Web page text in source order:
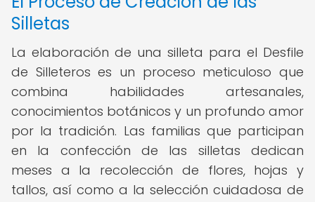
Silletas
La elaboración de una silleta para el Desfile
de Silleteros es un proceso meticuloso que
combina habilidades artesanales,
conocimientos botánicos y un profundo amor
por la tradición. Las familias que participan
en la confección de las silletas dedican
meses a la recolección de flores, hojas y
tallos, así como a la selección cuidadosa de